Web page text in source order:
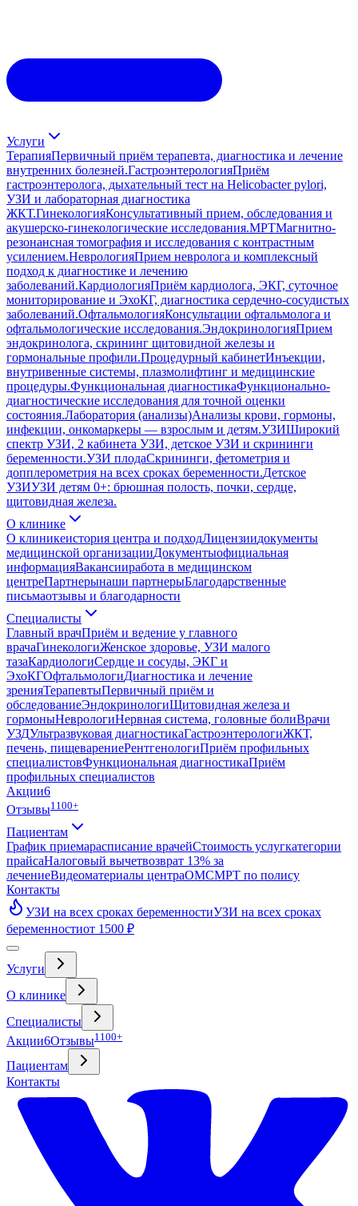
Услуги
ТерапияПервичный приём терапевта, диагностика и лечение
внутренних болезней.ГастроэнтерологияПриём
гастроэнтеролога, дыхательный тест на Helicobacter pylori,
УЗИ и лабораторная диагностика
ЖКТ.ГинекологияКонсультативный прием, обследования и
акушерско-гинекологические исследования.МРТМагнитно-
резонансная томография и исследования с контрастным
усилением.НеврологияПрием невролога и комплексный
подход к диагностике и лечению
заболеваний.КардиологияПриём кардиолога, ЭКГ, суточное
мониторирование и ЭхоКГ, диагностика сердечно-сосудистых
заболеваний.ОфтальмологияКонсультации офтальмолога и
офтальмологические исследования.ЭндокринологияПрием
эндокринолога, скрининг щитовидной железы и
гормональные профили.Процедурный кабинетИнъекции,
внутривенные системы, плазмолифтинг и медицинские
процедуры.Функциональная диагностикаФункционально-
диагностические исследования для точной оценки
состояния.Лаборатория (анализы)Анализы крови, гормоны,
инфекции, онкомаркеры — взрослым и детям.УЗИШирокий
спектр УЗИ, 2 кабинета УЗИ, детское УЗИ и скрининги
беременности.УЗИ плодаСкрининги, фетометрия и
допплерометрия на всех сроках беременности.Детское
УЗИУЗИ детям 0+: брюшная полость, почки, сердце,
щитовидная железа.
О клинике
О клиникеистория центра и подходЛицензиидокументы
медицинской организацииДокументыофициальная
информацияВакансииработа в медицинском
центреПартнерынаши партнерыБлагодарственные
письмаотзывы и благодарности
Специалисты
Главный врачПриём и ведение у главного
врачаГинекологиЖенское здоровье, УЗИ малого
тазаКардиологиСердце и сосуды, ЭКГ и
ЭхоКГОфтальмологиДиагностика и лечение
зренияТерапевтыПервичный приём и
обследованиеЭндокринологиЩитовидная железа и
гормоныНеврологиНервная система, головные болиВрачи
УЗДУльтразвуковая диагностикаГастроэнтерологиЖКТ,
печень, пищеварениеРентгенологиПриём профильных
специалистовФункциональная диагностикаПриём
профильных специалистов
Акции6
Отзывы1100+
Пациентам
График приемарасписание врачейСтоимость услугкатегории
прайсаНалоговый вычетвозврат 13% за
лечениеВидеоматериалы центраОМСМРТ по полису
Контакты
УЗИ на всех сроках беременностиУЗИ на всех сроках
беременностиот 1500 ₽
Услуги
О клинике
Специалисты
Акции6Отзывы1100+
Пациентам
Контакты